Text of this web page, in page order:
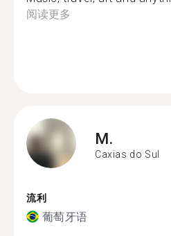
阅读更多
M.
Caxias do Sul
流利
葡萄牙语